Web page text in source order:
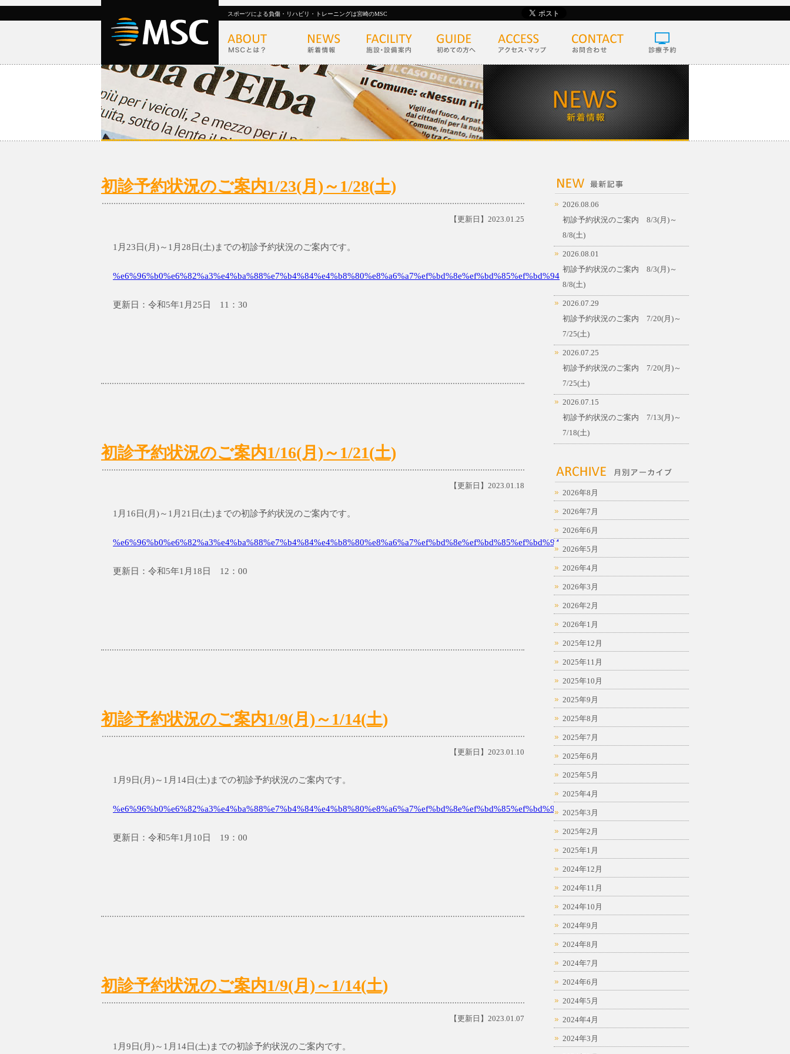
スポーツによる負傷・リハビリ・トレーニングは宮崎のMSC
初診予約状況のご案内1/23(月)～1/28(土)
【更新日】2023.01.25
1月23日(月)～1月28日(土)までの初診予約状況のご案内です。
%e6%96%b0%e6%82%a3%e4%ba%88%e7%b4%84%e4%b8%80%e8%a6%a7%ef%bd%8e%ef%bd%85%ef%bd%94
更新日：令和5年1月25日 11：30
初診予約状況のご案内1/16(月)～1/21(土)
【更新日】2023.01.18
1月16日(月)～1月21日(土)までの初診予約状況のご案内です。
%e6%96%b0%e6%82%a3%e4%ba%88%e7%b4%84%e4%b8%80%e8%a6%a7%ef%bd%8e%ef%bd%85%ef%bd%94
更新日：令和5年1月18日 12：00
初診予約状況のご案内1/9(月)～1/14(土)
【更新日】2023.01.10
1月9日(月)～1月14日(土)までの初診予約状況のご案内です。
%e6%96%b0%e6%82%a3%e4%ba%88%e7%b4%84%e4%b8%80%e8%a6%a7%ef%bd%8e%ef%bd%85%ef%bd%94
更新日：令和5年1月10日 19：00
初診予約状況のご案内1/9(月)～1/14(土)
【更新日】2023.01.07
1月9日(月)～1月14日(土)までの初診予約状況のご案内です。
2026.08.06
初診予約状況のご案内 8/3(月)～
8/8(土)
2026.08.01
初診予約状況のご案内 8/3(月)～
8/8(土)
2026.07.29
初診予約状況のご案内 7/20(月)～
7/25(土)
2026.07.25
初診予約状況のご案内 7/20(月)～
7/25(土)
2026.07.15
初診予約状況のご案内 7/13(月)～
7/18(土)
2026年8月
2026年7月
2026年6月
2026年5月
2026年4月
2026年3月
2026年2月
2026年1月
2025年12月
2025年11月
2025年10月
2025年9月
2025年8月
2025年7月
2025年6月
2025年5月
2025年4月
2025年3月
2025年2月
2025年1月
2024年12月
2024年11月
2024年10月
2024年9月
2024年8月
2024年7月
2024年6月
2024年5月
2024年4月
2024年3月